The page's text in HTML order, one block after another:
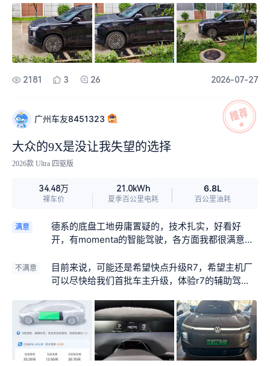
对红绿灯、横穿行人快速响应，有效避免追尾。 像
我这种新手+路痴，在宝鸡城区道路行驶压力直接减
半，智驾真的很靠谱！ 3️⃣复杂路况适应 出城路段、
十字路口，系统主动预警路况，途经复杂路口提前
减速避让。 慢慢磨合后和车辆配合越来越顺畅，日
常通勤、周边短途自驾游，开着轻松不疲惫
2181 3 26 2026-07-27
广州车友8451323
大众的9X是没让我失望的选择
2026款 Ultra 四驱版
34.48万
裸车价
21.0kWh
夏季百公里电耗
6.8L
百公里油耗
满意
德系的底盘工地毋庸置疑的，技术扎实，好看好
开，有momenta的智能驾驶，各方面我都很满意。
企人开都停车毫无压力。增程完全打消续航焦虑，
日常通勤纯电省钱，满油满电一千多公里，自驾不
璃，超级安静，长途小朋友都不觉得吵，影响睡觉
大屏流畅不卡顿，激光雷达智驾开长途超省心。后
排互联屏我觉得是很ok的，而且功能多操作方
便，，整个购车过程，销售顾问都解答好清楚，我
前期买这台车开始的时候都是有疑虑，油车转电
不满意
目前来说，可能还是希望快点升级R7，希望主机厂
可以尽快给我们首批车主升级，体验r7的辅助驾